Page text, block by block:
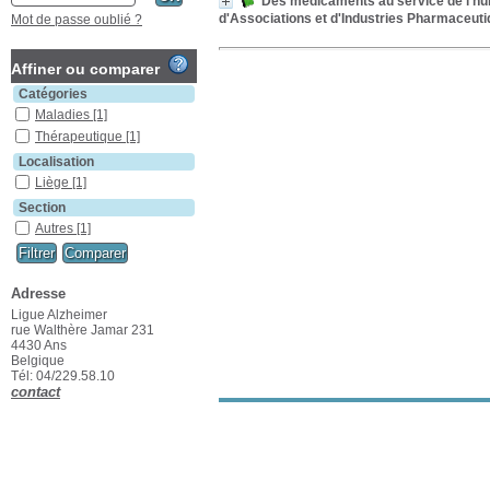
d'Associations et d'Industries
Mot de passe oublié ?
Affiner ou comparer
Catégories
Maladies [1]
Thérapeutique [1]
Localisation
Liège [1]
Section
Autres [1]
Adresse
Ligue Alzheimer
rue Walthère Jamar 231
4430 Ans
Belgique
Tél: 04/229.58.10
contact